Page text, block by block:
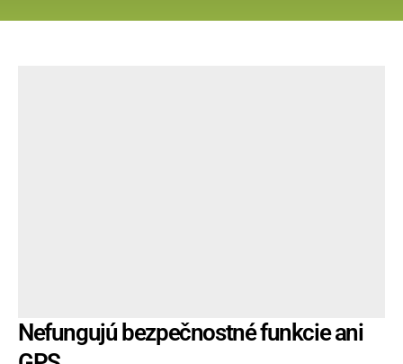
Nefungujú bezpečnostné funkcie ani